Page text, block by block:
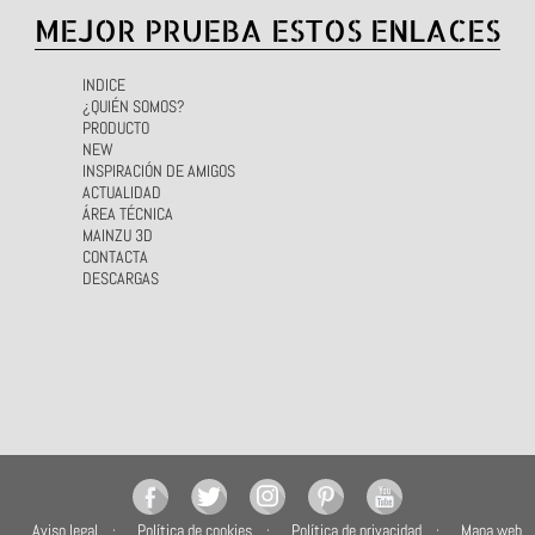
MEJOR PRUEBA ESTOS ENLACES
INDICE
¿QUIÉN SOMOS?
PRODUCTO
NEW
INSPIRACIÓN DE AMIGOS
ACTUALIDAD
ÁREA TÉCNICA
MAINZU 3D
CONTACTA
DESCARGAS
Aviso legal Política de cookies Política de privacidad Mapa web